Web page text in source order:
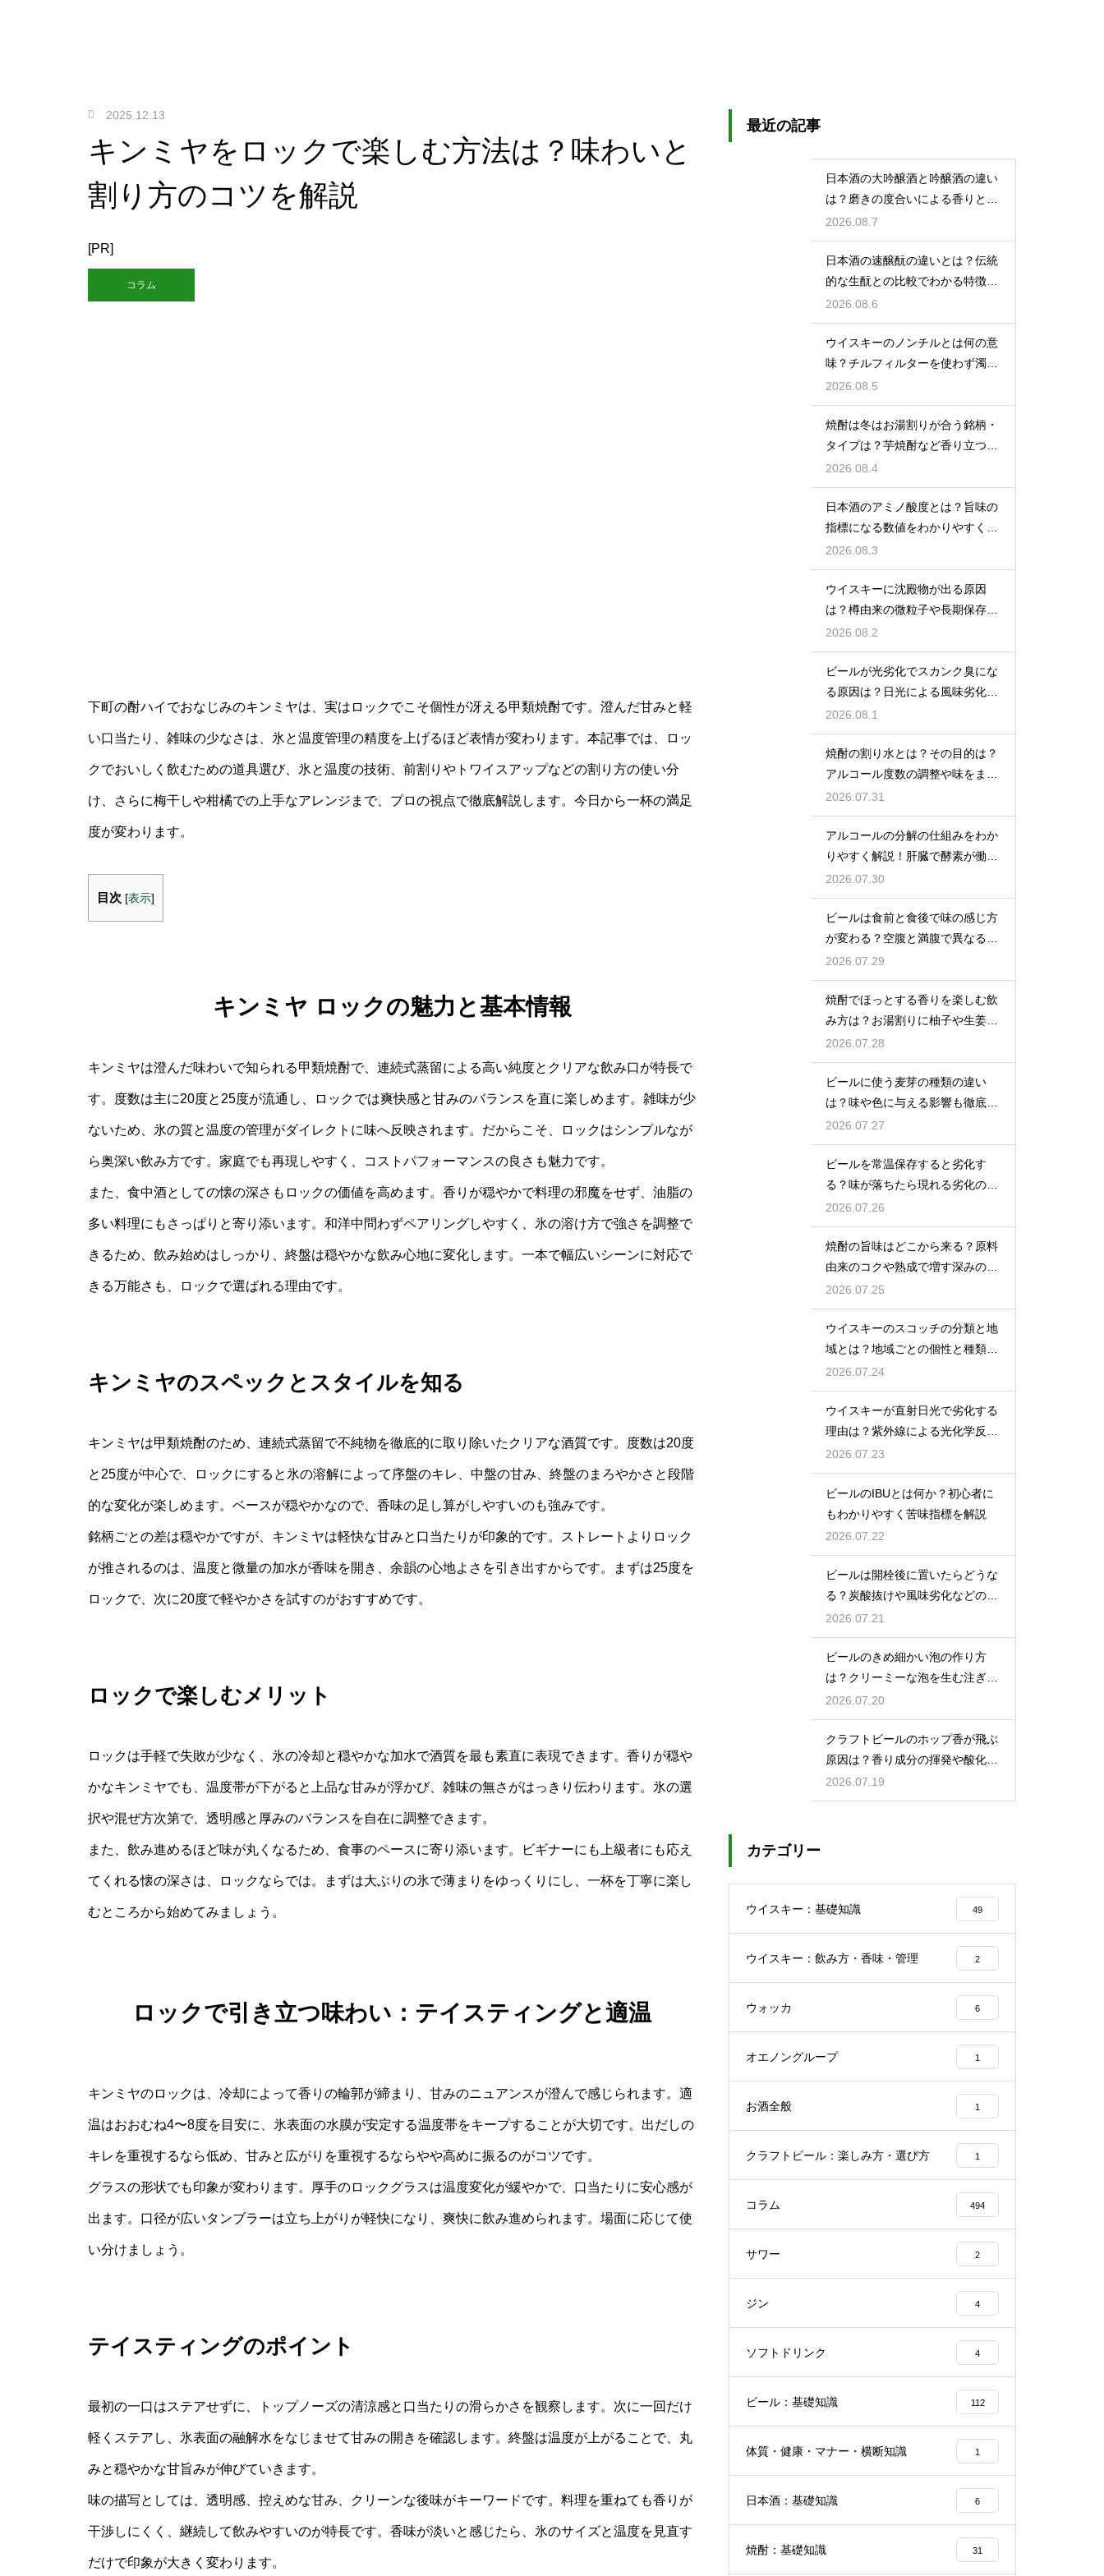
2025.12.13
キンミヤをロックで楽しむ方法は？味わいと
割り方のコツを解説
[PR]
コラム
下町の酎ハイでおなじみのキンミヤは、実はロックでこそ個性が冴える甲類焼酎です。澄んだ甘みと軽
い口当たり、雑味の少なさは、氷と温度管理の精度を上げるほど表情が変わります。本記事では、ロッ
クでおいしく飲むための道具選び、氷と温度の技術、前割りやトワイスアップなどの割り方の使い分
け、さらに梅干しや柑橘での上手なアレンジまで、プロの視点で徹底解説します。今日から一杯の満足
度が変わります。
目次 [表示]
キンミヤ ロックの魅力と基本情報
キンミヤは澄んだ味わいで知られる甲類焼酎で、連続式蒸留による高い純度とクリアな飲み口が特長で
す。度数は主に20度と25度が流通し、ロックでは爽快感と甘みのバランスを直に楽しめます。雑味が少
ないため、氷の質と温度の管理がダイレクトに味へ反映されます。だからこそ、ロックはシンプルなが
ら奥深い飲み方です。家庭でも再現しやすく、コストパフォーマンスの良さも魅力です。
また、食中酒としての懐の深さもロックの価値を高めます。香りが穏やかで料理の邪魔をせず、油脂の
多い料理にもさっぱりと寄り添います。和洋中問わずペアリングしやすく、氷の溶け方で強さを調整で
きるため、飲み始めはしっかり、終盤は穏やかな飲み心地に変化します。一本で幅広いシーンに対応で
きる万能さも、ロックで選ばれる理由です。
キンミヤのスペックとスタイルを知る
キンミヤは甲類焼酎のため、連続式蒸留で不純物を徹底的に取り除いたクリアな酒質です。度数は20度
と25度が中心で、ロックにすると氷の溶解によって序盤のキレ、中盤の甘み、終盤のまろやかさと段階
的な変化が楽しめます。ベースが穏やかなので、香味の足し算がしやすいのも強みです。
銘柄ごとの差は穏やかですが、キンミヤは軽快な甘みと口当たりが印象的です。ストレートよりロック
が推されるのは、温度と微量の加水が香味を開き、余韻の心地よさを引き出すからです。まずは25度を
ロックで、次に20度で軽やかさを試すのがおすすめです。
ロックで楽しむメリット
ロックは手軽で失敗が少なく、氷の冷却と穏やかな加水で酒質を最も素直に表現できます。香りが穏や
かなキンミヤでも、温度帯が下がると上品な甘みが浮かび、雑味の無さがはっきり伝わります。氷の選
択や混ぜ方次第で、透明感と厚みのバランスを自在に調整できます。
また、飲み進めるほど味が丸くなるため、食事のペースに寄り添います。ビギナーにも上級者にも応え
てくれる懐の深さは、ロックならでは。まずは大ぶりの氷で薄まりをゆっくりにし、一杯を丁寧に楽し
むところから始めてみましょう。
ロックで引き立つ味わい：テイスティングと適温
キンミヤのロックは、冷却によって香りの輪郭が締まり、甘みのニュアンスが澄んで感じられます。適
温はおおむね4〜8度を目安に、氷表面の水膜が安定する温度帯をキープすることが大切です。出だしの
キレを重視するなら低め、甘みと広がりを重視するならやや高めに振るのがコツです。
グラスの形状でも印象が変わります。厚手のロックグラスは温度変化が緩やかで、口当たりに安心感が
出ます。口径が広いタンブラーは立ち上がりが軽快になり、爽快に飲み進められます。場面に応じて使
い分けましょう。
テイスティングのポイント
最初の一口はステアせずに、トップノーズの清涼感と口当たりの滑らかさを観察します。次に一回だけ
軽くステアし、氷表面の融解水をなじませて甘みの開きを確認します。終盤は温度が上がることで、丸
みと穏やかな甘旨みが伸びていきます。
味の描写としては、透明感、控えめな甘み、クリーンな後味がキーワードです。料理を重ねても香りが
干渉しにくく、継続して飲みやすいのが特長です。香味が淡いと感じたら、氷のサイズと温度を見直す
だけで印象が大きく変わります。
最近の記事
日本酒の大吟醸酒と吟醸酒の違い
は？磨きの度合いによる香りと味
の差を解説
2026.08.7
日本酒の速醸酛の違いとは？伝統
的な生酛との比較でわかる特徴を
解説
2026.08.6
ウイスキーのノンチルとは何の意
味？チルフィルターを使わず濁り
をあえて残す製法
2026.08.5
焼酎は冬はお湯割りが合う銘柄・
タイプは？芋焼酎など香り立つ本
格焼酎で体が温まる
2026.08.4
日本酒のアミノ酸度とは？旨味の
指標になる数値をわかりやすく解
説
2026.08.3
ウイスキーに沈殿物が出る原因
は？樽由来の微粒子や長期保存で
成分が析出するため
2026.08.2
ビールが光劣化でスカンク臭にな
る原因は？日光による風味劣化を
解説
2026.08.1
焼酎の割り水とは？その目的は？
アルコール度数の調整や味をまろ
やかにする効果を解説
2026.07.31
アルコールの分解の仕組みをわか
りやすく解説！肝臓で酵素が働き
アセトアルデヒドに変化して無害
化
2026.07.30
ビールは食前と食後で味の感じ方
が変わる？空腹と満腹で異なる味
覚の感じ方を解説
2026.07.29
焼酎でほっとする香りを楽しむ飲
み方は？お湯割りに柚子や生姜を
加えてリラックス効果を実感
2026.07.28
ビールに使う麦芽の種類の違い
は？味や色に与える影響も徹底解
説
2026.07.27
ビールを常温保存すると劣化す
る？味が落ちたら現れる劣化のサ
インを解説
2026.07.26
焼酎の旨味はどこから来る？原料
由来のコクや熟成で増す深みの秘
密を解説
2026.07.25
ウイスキーのスコッチの分類と地
域とは？地域ごとの個性と種類を
解説
2026.07.24
ウイスキーが直射日光で劣化する
理由は？紫外線による光化学反応
で風味が損なわれるため
2026.07.23
ビールのIBUとは何か？初心者に
もわかりやすく苦味指標を解説
2026.07.22
ビールは開栓後に置いたらどうな
る？炭酸抜けや風味劣化などの影
響を解説
2026.07.21
ビールのきめ細かい泡の作り方
は？クリーミーな泡を生む注ぎ方
のコツ
2026.07.20
クラフトビールのホップ香が飛ぶ
原因は？香り成分の揮発や酸化で
失われる理由を解説
2026.07.19
カテゴリー
ウイスキー：基礎知識 49
ウイスキー：飲み方・香味・管理 2
ウォッカ 6
オエノングループ 1
お酒全般 1
クラフトビール：楽しみ方・選び方 1
コラム 494
サワー 2
ジン 4
ソフトドリンク 4
ビール：基礎知識 112
体質・健康・マナー・横断知識 1
日本酒：基礎知識 6
焼酎：基礎知識 31